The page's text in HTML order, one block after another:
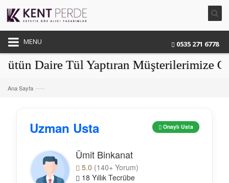
0535 271 6778
MENU
Daire Tül Yaptıran Müşterilerimize
Ana Sayfa —›
Uzman Usta Onaylı Usta
Ümit Binkanat
5.0 (140+ Yorum)
18 Yıllık Tecrübe